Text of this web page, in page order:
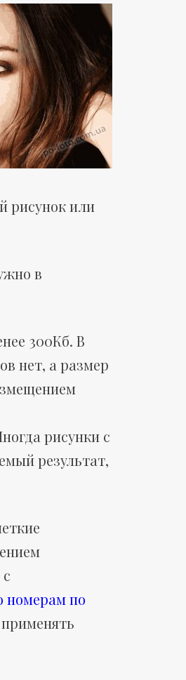
рисунок или
в
300Кб. В
нет, а размер
рисунки с
результат,
номерам по